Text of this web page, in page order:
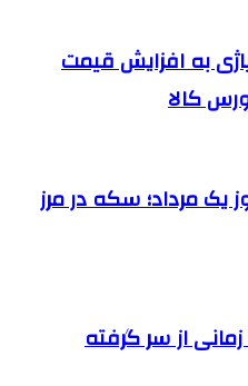
به افزایش قیمت
کالا
مرداد؛ سکه در مرز
از سر گرفته